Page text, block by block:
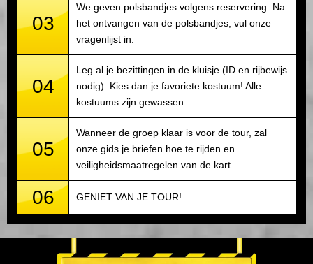
03
We geven polsbandjes volgens reservering. Na
het ontvangen van de polsbandjes, vul onze
vragenlijst in.
04
Leg al je bezittingen in de kluisje (ID en rijbewijs
nodig). Kies dan je favoriete kostuum! Alle
kostuums zijn gewassen.
05
Wanneer de groep klaar is voor de tour, zal
onze gids je briefen hoe te rijden en
veiligheidsmaatregelen van de kart.
06 GENIET VAN JE TOUR!